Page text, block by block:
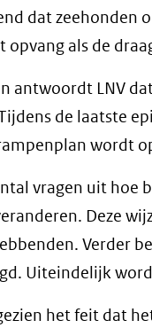
dat
als de
antwoordt LNV
de laatste
wordt
vragen uit
Deze
Verder
Uiteindelijk
het feit dat